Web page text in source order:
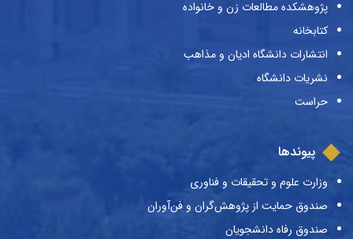
پژوهشکده مطالعات زن و خانواده
کتابخانه
انتشارات دانشگاه ادیان و مذاهب
نشریات دانشگاه
حراست
پیوندها
وزارت علوم و تحقیقات و فناوری
صندوق حمایت از پژوهش‌گران و فن‌آوران
صندوق رفاه دانشجویان